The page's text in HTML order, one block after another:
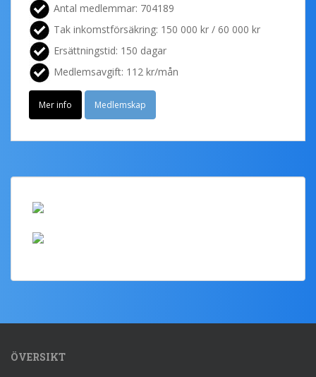
Antal medlemmar: 704189
Tak inkomstförsäkring: 150 000 kr / 60 000 kr
Ersättningstid: 150 dagar
Medlemsavgift: 112 kr/mån
Mer info Medlemskap
ÖVERSIKT